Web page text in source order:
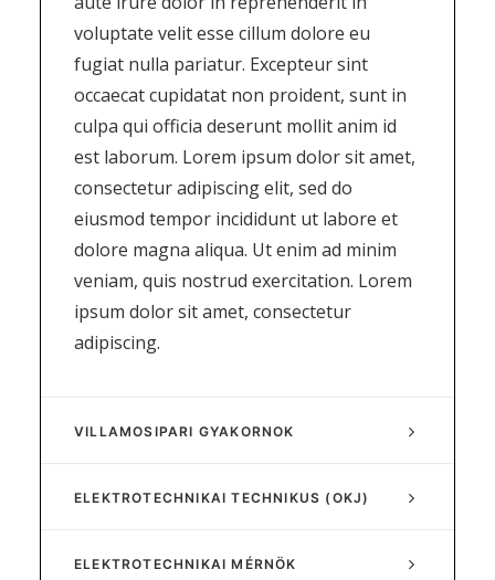
voluptate velit esse cillum dolore eu
fugiat nulla pariatur. Excepteur sint
occaecat cupidatat non proident, sunt in
culpa qui officia deserunt mollit anim id
est laborum. Lorem ipsum dolor sit amet,
consectetur adipiscing elit, sed do
eiusmod tempor incididunt ut labore et
dolore magna aliqua. Ut enim ad minim
veniam, quis nostrud exercitation. Lorem
ipsum dolor sit amet, consectetur
adipiscing.
VILLAMOSIPARI GYAKORNOK
ELEKTROTECHNIKAI TECHNIKUS (OKJ)
ELEKTROTECHNIKAI MÉRNÖK